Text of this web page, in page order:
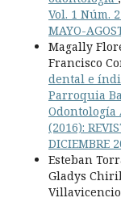
Vol. 1 Núm. 2
MAYO-
Magally
Francisco
dental e
Parroquia
Odontología
(2016):
DICIEMBRE
Esteban
Gladys